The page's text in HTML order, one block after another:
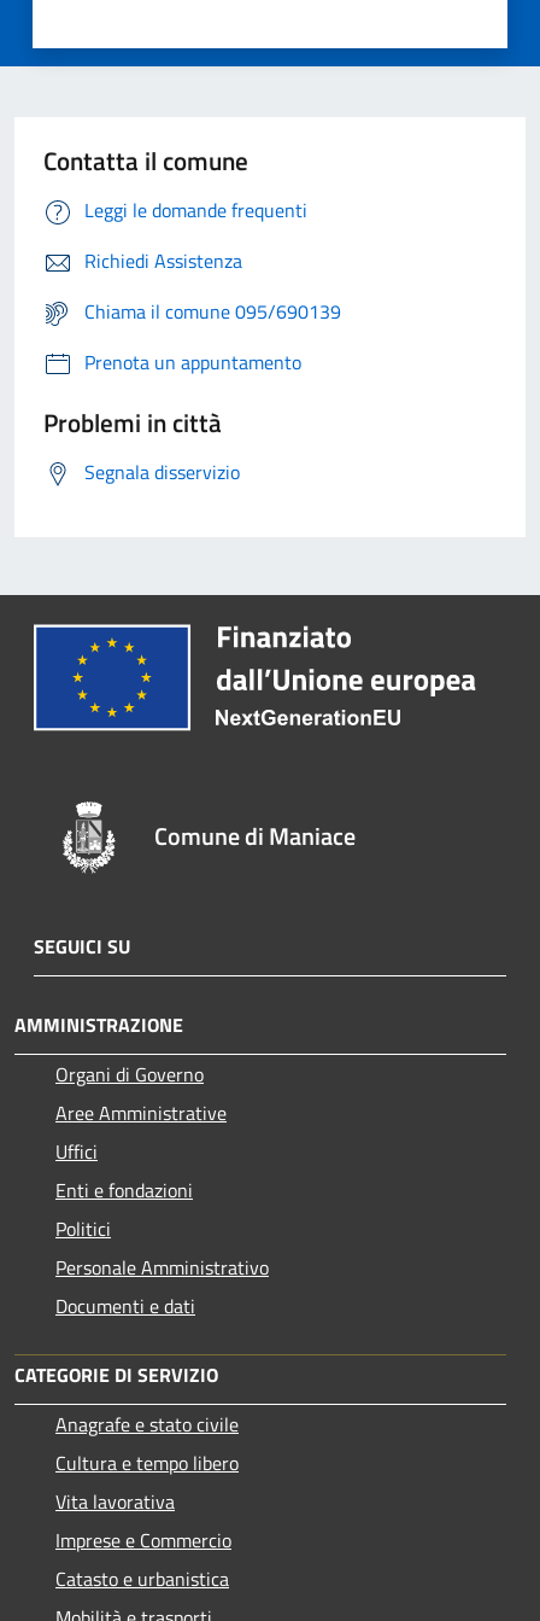
Contatta il comune
Leggi le domande frequenti
Richiedi Assistenza
Chiama il comune 095/690139
Prenota un appuntamento
Problemi in città
Segnala disservizio
Comune di Maniace
SEGUICI SU
AMMINISTRAZIONE
Organi di Governo
Aree Amministrative
Uffici
Enti e fondazioni
Politici
Personale Amministrativo
Documenti e dati
CATEGORIE DI SERVIZIO
Anagrafe e stato civile
Cultura e tempo libero
Vita lavorativa
Imprese e Commercio
Catasto e urbanistica